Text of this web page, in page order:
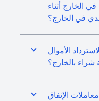
الخارج أثناء
في الخارج؟
الأموال
شراء بالخارج؟
الإنفاق